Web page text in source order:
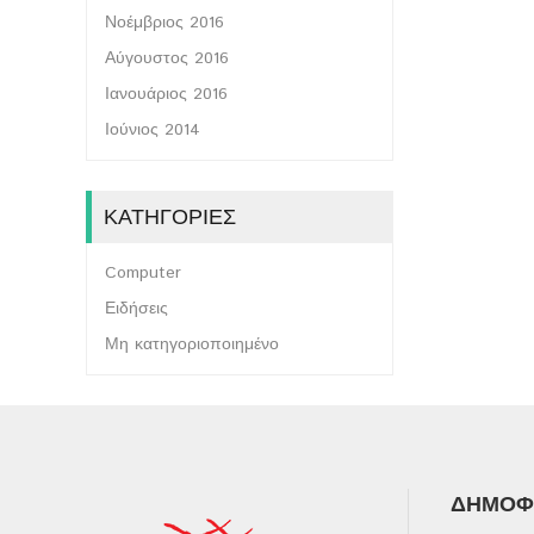
Νοέμβριος 2016
Αύγουστος 2016
Ιανουάριος 2016
Ιούνιος 2014
ΚΑΤΗΓΟΡΊΕΣ
Computer
Ειδήσεις
Μη κατηγοριοποιημένο